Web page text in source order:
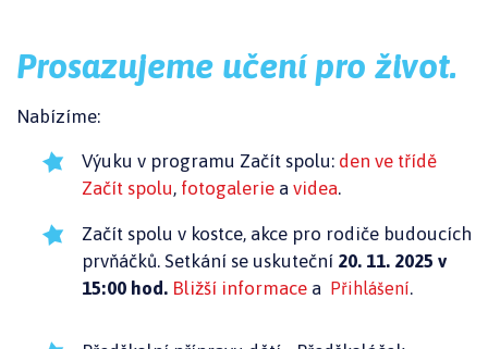
Prosazujeme učení pro život.
Nabízíme:
Výuku v programu Začít spolu: den ve třídě
Začít spolu, fotogalerie a videa.
Začít spolu v kostce, akce pro rodiče budoucích
prvňáčků. Setkání se uskuteční 20. 11. 2025 v
15:00 hod. Bližší informace a Přihlášení.